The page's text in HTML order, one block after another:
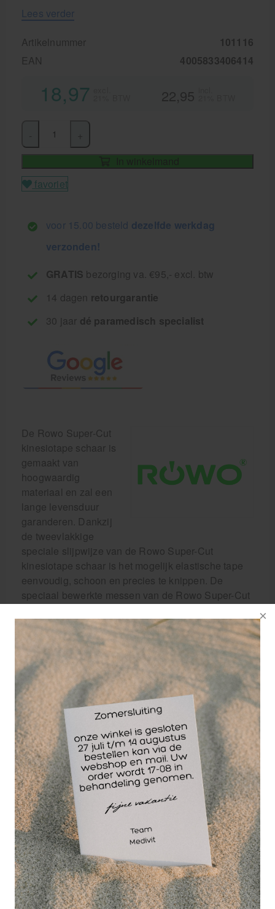
Lees verder
Artikelnummer
101116
EAN
4005833406414
18,97 22,95
In winkelmand
favoriet
voor 15.00 besteld dezelfde werkdag
verzonden!
GRATIS bezorging va. €95,- excl. btw
14 dagen retourgarantie
30 jaar dé paramedisch specialist
De Rowo Super-Cut
kinesiotape schaar is
gemaakt van
hoogwaardig
materiaal en zal een
lange levensduur
garanderen. Dankzij
de tweevlakkige
speciale slijpwijze van de Rowo Super-Cut
kinesiotape schaar is het mogelijk elastische tape
eenvoudig, schoon en precies te knippen. De
speciaal bewerkte messen van de Rowo Super-Cut
de tape. En dankzij het ergonomische handvat ligt
de Rowo Super-Cut kinesiotape schaar perfect in
de hand.
Eigenschappen Rowo Super-Cut kinesiotape
schaar:
hoge kwaliteit kinesiotape schaar
tweevlakken speciaal geslepen
speciaal bewerkte messen voorkomen
wegglijden van kinesiotape
ergonomisch handvat
Uitermate geschikt voor het knippen van
elastische tape
De Rowo Super-Cut kinesiotape schaar is verpakt
in een blister, ook leuk als kado!